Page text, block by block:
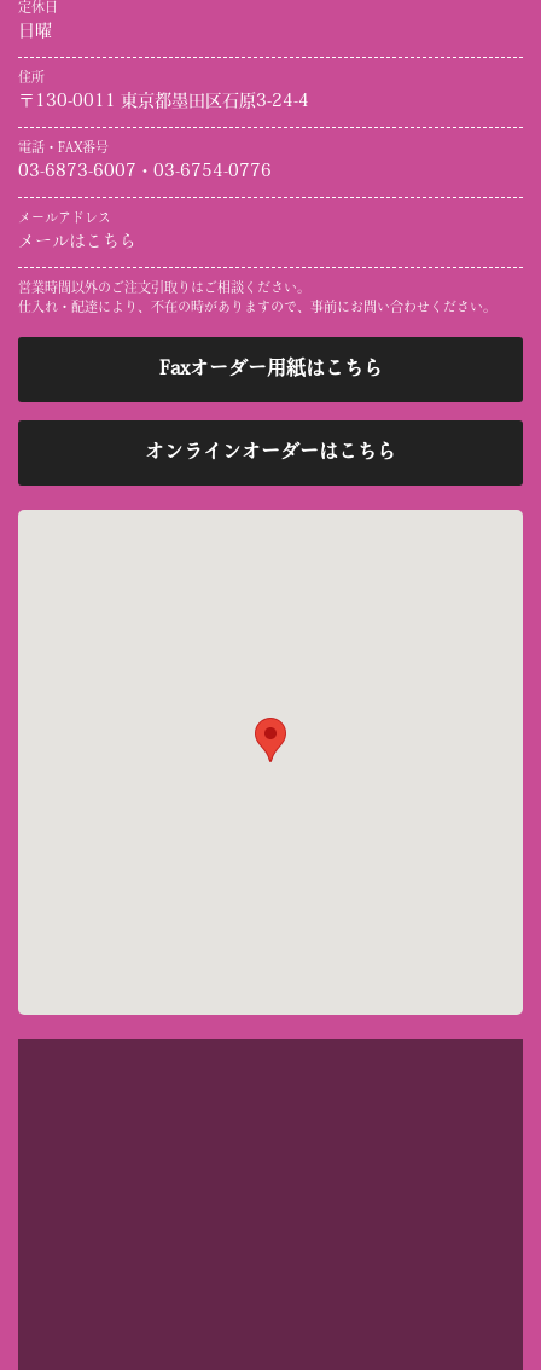
定休日
日曜
住所
〒130-0011 東京都墨田区石原3-24-4
電話・FAX番号
03-6873-6007・03-6754-0776
メールアドレス
メールはこちら
営業時間以外のご注文引取りはご相談ください。
仕入れ・配達により、不在の時がありますので、事前にお問い合わせください。
Faxオーダー用紙はこちら
オンラインオーダーはこちら